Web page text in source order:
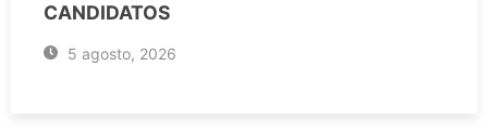
CANDIDATOS
5 agosto, 2026